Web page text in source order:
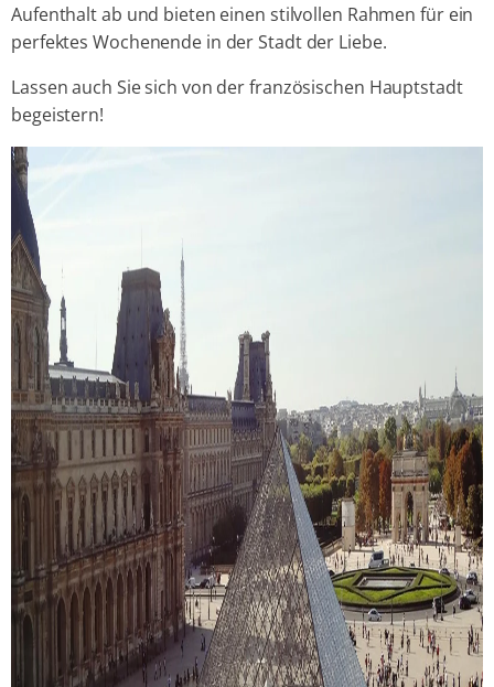
Aufenthalt ab und bieten einen stilvollen Rahmen für ein
perfektes Wochenende in der Stadt der Liebe.
Lassen auch Sie sich von der französischen Hauptstadt
begeistern!